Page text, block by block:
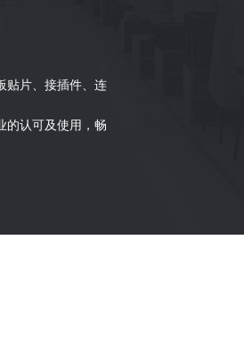
贴片、接插件、连
的认可及使用，畅